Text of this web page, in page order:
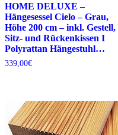
HOME DELUXE –
Hängesessel Cielo – Grau,
Höhe 200 cm – inkl. Gestell,
Sitz- und Rückenkissen I
Polyrattan Hängestuhl…
339,00€